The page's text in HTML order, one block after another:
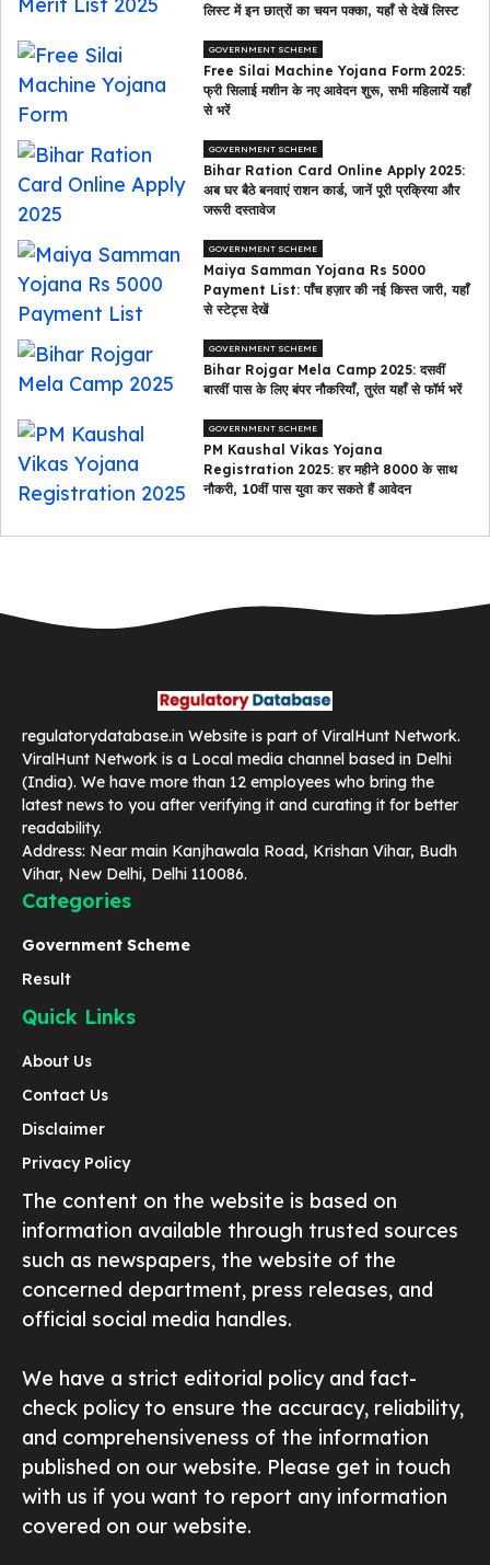
लिस्ट में इन छात्रों का चयन पक्का, यहाँ से देखें लिस्ट
GOVERNMENT SCHEME
Free Silai Machine Yojana Form 2025:
फ्री सिलाई मशीन के नए आवेदन शुरू, सभी महिलायें यहाँ
से भरें
GOVERNMENT SCHEME
Bihar Ration Card Online Apply 2025:
अब घर बैठे बनवाएं राशन कार्ड, जानें पूरी प्रक्रिया और
जरूरी दस्तावेज
GOVERNMENT SCHEME
Maiya Samman Yojana Rs 5000
Payment List: पाँच हज़ार की नई किस्त जारी, यहाँ
से स्टेट्स देखें
GOVERNMENT SCHEME
Bihar Rojgar Mela Camp 2025: दसवीं
बारवीं पास के लिए बंपर नौकरियाँ, तुरंत यहाँ से फॉर्म भरें
GOVERNMENT SCHEME
PM Kaushal Vikas Yojana
Registration 2025: हर महीने ₹8000 के साथ
नौकरी, 10वीं पास युवा कर सकते हैं आवेदन
regulatorydatabase.in Website is part of ViralHunt Network.
ViralHunt Network is a Local media channel based in Delhi
(India). We have more than 12 employees who bring the
latest news to you after verifying it and curating it for better
readability.
Address: Near main Kanjhawala Road, Krishan Vihar, Budh
Vihar, New Delhi, Delhi 110086.
Categories
Government Scheme
Result
Quick Links
About Us
Contact Us
Disclaimer
Privacy Policy
The content on the website is based on
information available through trusted sources
such as newspapers, the website of the
concerned department, press releases, and
official social media handles.
We have a strict editorial policy and fact-
check policy to ensure the accuracy, reliability,
and comprehensiveness of the information
published on our website. Please get in touch
with us if you want to report any information
covered on our website.